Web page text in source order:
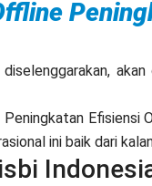
Efisiensi
ini baik dari